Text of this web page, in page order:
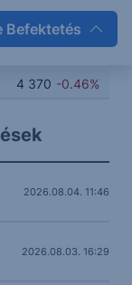
Befektetés
4 370 -0.46%
2026.08.04. 11:46
2026.08.03. 16:29